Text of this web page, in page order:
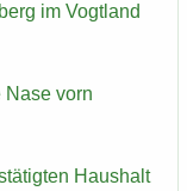
im Vogt­land
Nase vorn
Haus­halt